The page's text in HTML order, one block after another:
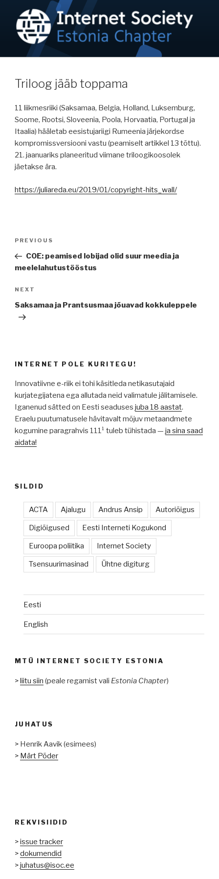
content
NETIKOGUKOND / ISOC-EE
Internet on inimõigus!
Triloog jääb toppama
11 liikmesriiki (Saksamaa, Belgia, Holland, Luksemburg,
Soome, Rootsi, Sloveenia, Poola, Horvaatia, Portugal ja
Itaalia) hääletab eesistujariigi Rumeenia järjekordse
kompromissversiooni vastu (peamiselt artikkel 13 tõttu).
21. jaanuariks planeeritud viimane triloogikoosolek
jäetakse ära.
https://juliareda.eu/2019/01/copyright-hits_wall/
Previous
Post
PREVIOUS
COE: peamised lobijad olid suur meedia ja
meelelahutustööstus
Next
Post
NEXT
Saksamaa ja Prantsusmaa jõuavad kokkuleppele
INTERNET POLE KURITEGU!
Innovatiivne e-riik ei tohi käsitleda netikasutajaid
kurjategijatena ega allutada neid valimatule jälitamisele.
Iganenud sätted on Eesti seaduses juba 18 aastat.
Eraelu puutumatusele hävitavalt mõjuv metaandmete
kogumine paragrahvis 111¹ tuleb tühistada — ja sina saad
aidata!
SILDID
ACTA Ajalugu Andrus Ansip Autoriõigus
Digiõigused Eesti Interneti Kogukond
Euroopa poliitika Internet Society
Tsensuurimasinad Ühtne digiturg
Eesti
English
MTÜ INTERNET SOCIETY ESTONIA
>liitu siin (peale regamist vali Estonia Chapter)
JUHATUS
> Henrik Aavik (esimees)
> Märt Põder
REKVISIIDID
>issue tracker
>dokumendid
>juhatus@isoc.ee